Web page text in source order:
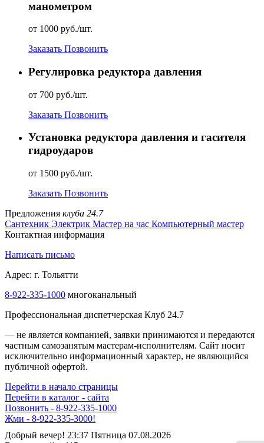
манометром
от 1000 руб./шт.
Заказать Позвонить
Регулировка редуктора давления
от 700 руб./шт.
Заказать Позвонить
Установка редуктора давления и гасителя
гидроударов
от 1500 руб./шт.
Заказать Позвонить
Предложения клуба 24.7
Сантехник Электрик Мастер на час Компьютерный мастер
Контактная информация
Написать письмо
Адрес: г. Тольятти
8-922-335-1000 многоканальный
Профессиональная диспетчерская Клуб 24.7
— не является компанией, заявки принимаются и передаются
частным самозанятым мастерам‑исполнителям. Сайт носит
исключительно информационный характер, не являющийся
публичной офертой.
Перейти в начало страницы
Перейти в каталог - сайта
Позвонить - 8-922-335-1000
Жми - 8-922-335-3000!
Добрый вечер! 23:37 Пятница 07.08.2026